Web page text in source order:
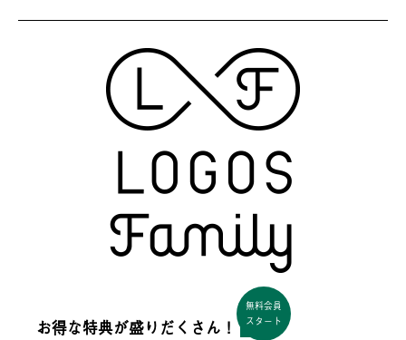
お得な特典が盛りだくさん！
無料会員
スタート